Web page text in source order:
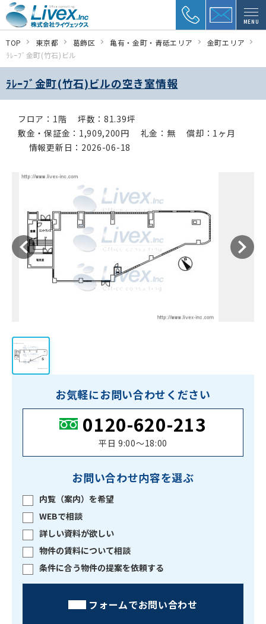
MENU
TOP 東京都 葛飾区 亀有・金町・青砥エリア
金町エリア
ﾗﾚｰﾌﾞ金町(竹石)ビル
ﾗﾚｰﾌﾞ金町(竹石)ビルの空き室情報
フロア：1階
坪数：81.39坪
敷金・保証金：1,909,200円
礼金：無
償却：1ヶ月
情報更新日：2026-06-18
お気軽にお問い合わせください
0120-620-213
平日 9:00〜18:00
お問い合わせ内容を選ぶ
内覧（案内）を希望
WEBで相談
詳しい資料が欲しい
物件の賃料について相談
条件に合う物件の提案を依頼する
フォームでお問い合わせ